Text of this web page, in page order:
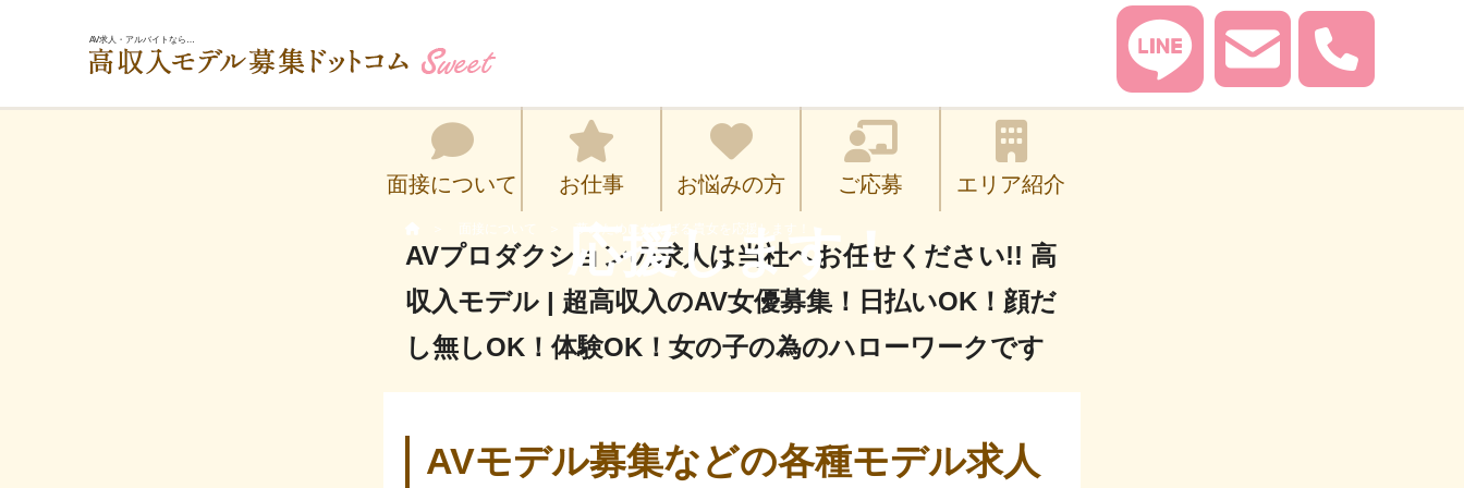
AV求人・アルバイトなら…
面接について お仕事 お悩みの方 ご応募 エリア紹介
面接について 夢のためにがんばる貴女を応援します！
夢のためにがんばる貴女を
応援します！
AVプロダクションの求人は当社へお任せください!! 高
収入モデル | 超高収入のAV女優募集！日払いOK！顔だ
し無しOK！体験OK！女の子の為のハローワークです
AVモデル募集などの各種モデル求人